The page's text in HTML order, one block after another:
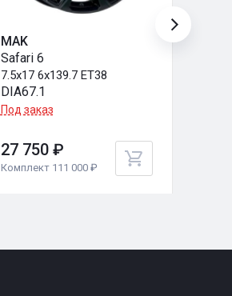
MAK
Safari 6
7.5x17 6x139.7 ET38
DIA67.1
Под заказ
27 750 ₽
Комплект 111 000 ₽